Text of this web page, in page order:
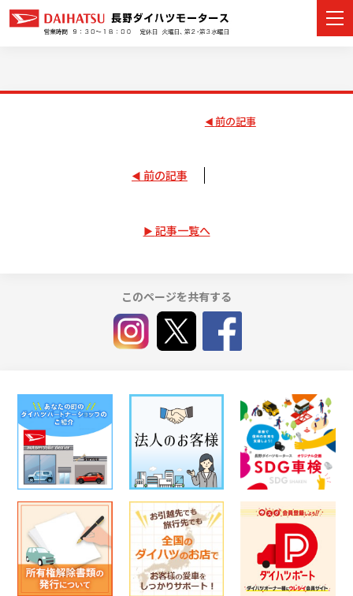
カーラインナップ
イベント・キャンペーン
アフターサポート
カタ
リコ
お問
前の記事
前の記事
記事一覧へ
このページを共有する